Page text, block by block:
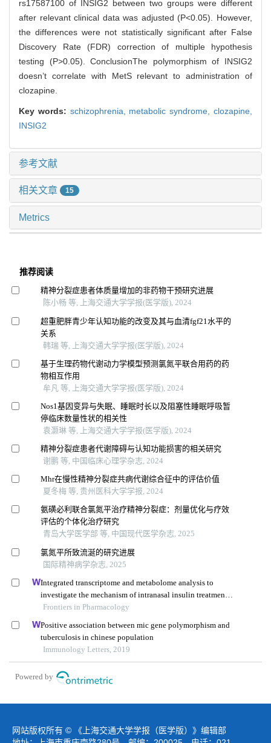
rs17587100 of INSIG2 between two groups were different
after relevant clinical data was adjusted (P<0.05). However,
the differences were not statistically significant after False
Discovery Rate (FDR) correction of multiple hypothesis
testing (P>0.05). ConclusionThe polymorphism of INSIG2
doesn’t correlate with MetS relevant to administration of
clozapine.
Key words: schizophrenia, metabolic syndrome,clozapine,
INSIG2
参考文献
相关文章 15
Metrics
推荐阅读
精神分裂症患者体质量增加的非药物干预研究进展
陈小畅 等, 上海交通大学学报(医学版), 2024
超重肥胖青少年认知功能的改变及其与血清fgf21水平的
关系
韩瑞 等, 上海交通大学学报(医学版), 2024
基于生理药物代谢动力学模型预测氯氮平联合用药的药
物相互作用
牟凡 等, 上海交通大学学报(医学版), 2024
Nos1基因变异与失眠、睡眠时长以及阻塞性睡眠呼吸暂
停临床数量性状的相关性
袁灏琳 等, 上海交通大学学报(医学版), 2024
精神分裂症患者代谢障碍与认知功能损害的相关研究
谢鹏 等, 中国临床心理学杂志, 2024
Mhr在慢性精神分裂症共病代谢综合征中的评估价值
夏冬梅 等, 贵州医科大学学报, 2024
氨磺必利联合氯氮平治疗精神分裂症：剂量优化与疗效
评估的个体化治疗研究
青岛大学医学部 等, 中国现代医学杂志, 2025
氯氮平所致流涎的研究进展
国际精神病学杂志, 2025
Integrated transcriptome and metabolome analysis to
investigate the mechanism of intranasal insulin treatment
in a rat model of vascular dementia
Frontiers in Pharmacology
Positive association between mic gene polymorphism and
tuberculosis in chinese population
Immunology Letters, 2019
Powered by
网站版权所有 © 《上海交通大学学报（医学版）》编辑部